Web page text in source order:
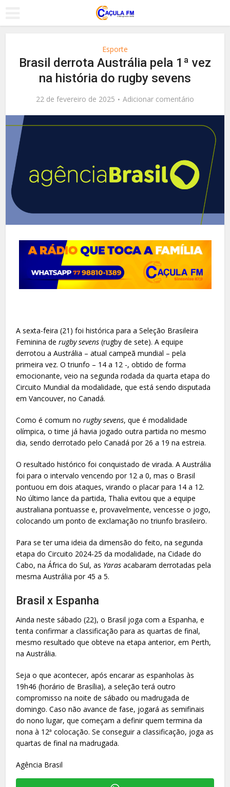
Esporte
Brasil derrota Austrália pela 1ª vez
na história do rugby sevens
22 de fevereiro de 2025 Adicionar comentário
A sexta-feira (21) foi histórica para a Seleção Brasileira
Feminina derugby sevens(rugby de sete). A equipe
derrotou a Austrália – atual campeã mundial – pela
primeira vez. O triunfo – 14 a 12 -, obtido de forma
emocionante, veio na segunda rodada da quarta etapa do
Circuito Mundial da modalidade, que está sendo disputada
em Vancouver, no Canadá.
Como é comum norugby sevens, que é modalidade
olímpica, o time já havia jogado outra partida no mesmo
dia, sendo derrotado pelo Canadá por 26 a 19 na estreia.
O resultado histórico foi conquistado de virada. A Austrália
foi para o intervalo vencendo por 12 a 0, mas o Brasil
pontuou em dois ataques, virando o placar para 14 a 12.
No último lance da partida, Thalia evitou que a equipe
australiana pontuasse e, provavelmente, vencesse o jogo,
colocando um ponto de exclamação no triunfo brasileiro.
Para se ter uma ideia da dimensão do feito, na segunda
etapa do Circuito 2024-25 da modalidade, na Cidade do
Cabo, na África do Sul, as Yaras acabaram derrotadas pela
mesma Austrália por 45 a 5.
Brasil x Espanha
Ainda neste sábado (22), o Brasil joga com a Espanha, e
tenta confirmar a classificação para as quartas de final,
mesmo resultado que obteve na etapa anterior, em Perth,
na Austrália.
Seja o que acontecer, após encarar as espanholas às
19h46 (horário de Brasília), a seleção terá outro
compromisso na noite de sábado ou madrugada de
domingo. Caso não avance de fase, jogará as semifinais
do nono lugar, que começam a definir quem termina da
nona à 12ª colocação. Se conseguir a classificação, joga as
quartas de final na madrugada.
Agência Brasil